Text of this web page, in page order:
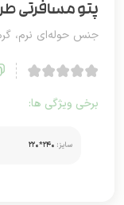
پتو مسافرتی
جنس حوله‌ای نرم،
برخی ویژگی ها:
سایز: ۲۴۰*۲۲۰